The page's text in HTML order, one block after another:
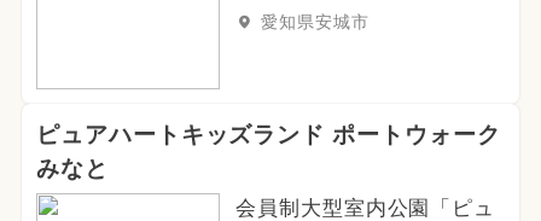
愛知県安城市
ピュアハートキッズランド ポートウォーク
みなと
会員制大型室内公園「ピュ